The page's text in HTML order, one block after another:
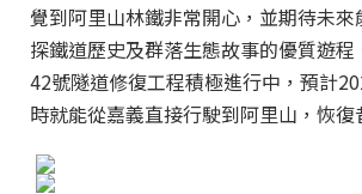
覺到阿里山林鐵非常開心，並期待未
探鐵道歷史及群落生態故事的優質遊
42號隧道修復工程積極進行中，預計
時就能從嘉義直接行駛到阿里山，恢復